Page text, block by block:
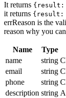
It returns
it returns {result:
errReason is the
reason why you
Name Type
name
string
email
string
phone
string
description string